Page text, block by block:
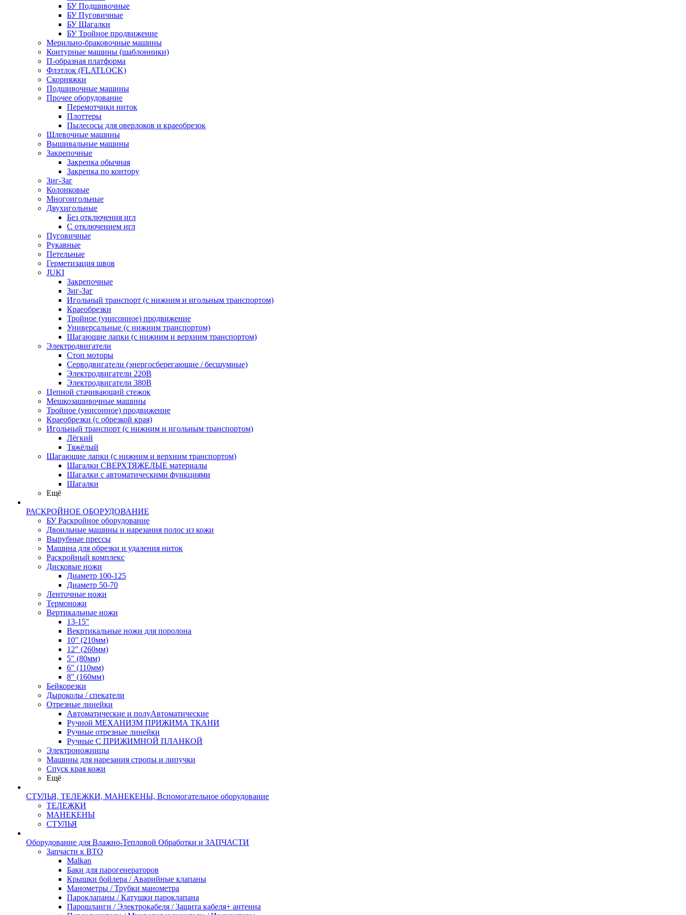
БУ Подшивочные
БУ Пуговичные
БУ Шагалки
БУ Тройное продвижение
Мерильно-браковочные машины
Контурные машины (шаблонники)
П-образная платформа
Флэтлок (FLATLOCK)
Скорняжки
Подшивочные машины
Прочее оборудование
Перемотчики ниток
Плоттеры
Пылесосы для оверлоков и краеобрезок
Шлевочные машины
Вышивальные машины
Закрепочные
Закрепка обычная
Закрепка по контору
Зиг-Заг
Колонковые
Многоигольные
Двухигольные
Без отключения игл
С отключением игл
Пуговичные
Рукавные
Петельные
Герметизация швов
JUKI
Закрепочные
Зиг-Заг
Игольный транспорт (с нижним и игольным транспортом)
Краеобрезки
Тройное (унисонное) продвижение
Универсальные (с нижним транспортом)
Шагающие лапки (с нижним и верхним транспортом)
Электродвигатели
Стоп моторы
Серводвигатели (энергосберегающие / бесшумные)
Электродвигатели 220В
Электродвигатели 380В
Цепной стачивающий стежок
Мешкозашивочные машины
Тройное (унисонное) продвижение
Краеобрезки (с обрезкой края)
Игольный транспорт (с нижним и игольным транспортом)
Лёгкий
Тяжёлый
Шагающие лапки (с нижним и верхним транспортом)
Шагалки СВЕРХТЯЖЕЛЫЕ материалы
Шагалки с автоматическими функциями
Шагалки
Ещё
РАСКРОЙНОЕ ОБОРУДОВАНИЕ
БУ Раскройное оборудование
Двоильные машины и нарезания полос из кожи
Вырубные прессы
Машина для обрезки и удаления ниток
Раскройный комплекс
Дисковые ножи
Диаметр 100-125
Диаметр 50-70
Ленточные ножи
Термоножи
Вертикальные ножи
13-15"
Векртикальные ножи для поролона
10" (210мм)
12" (260мм)
5" (80мм)
6" (110мм)
8" (160мм)
Бейкорезки
Дыроколы / спекатели
Отрезные линейки
Автоматические и полуАвтоматические
Ручной МЕХАНИЗМ ПРИЖИМА ТКАНИ
Ручные отрезные линейки
Ручные С ПРИЖИМНОЙ ПЛАНКОЙ
Электроножницы
Машины для нарезания стропы и липучки
Спуск края кожи
Ещё
СТУЛЬЯ, ТЕЛЕЖКИ, МАНЕКЕНЫ, Вспомогательное оборудование
ТЕЛЕЖКИ
МАНЕКЕНЫ
СТУЛЬЯ
Оборудование для Влажно-Тепловой Обработки и ЗАПЧАСТИ
Запчасти к ВТО
Malkan
Баки для парогенераторов
Крышки бойлера / Аварийные клапаны
Манометры / Трубки манометра
Пароклапаны / Катушки пароклапана
Парошланги / Электрокабеля / Защита кабеля+ антенна